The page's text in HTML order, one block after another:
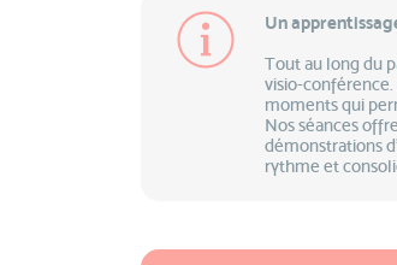
Un
​Tout au long du
visio-conférence.
moments qui
Nos séances
démonstrations
rythme et